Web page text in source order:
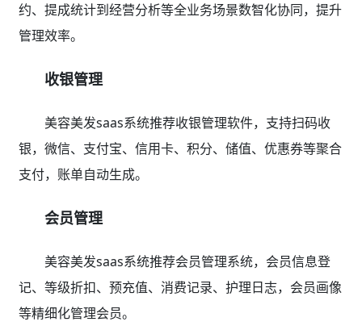
约、提成统计到经营分析等全业务场景数智化协同，提升
管理效率。
收银管理
美容美发saas系统推荐收银管理软件，支持扫码收
银，微信、支付宝、信用卡、积分、储值、优惠券等聚合
支付，账单自动生成。
会员管理
美容美发saas系统推荐会员管理系统，会员信息登
记、等级折扣、预充值、消费记录、护理日志，会员画像
等精细化管理会员。